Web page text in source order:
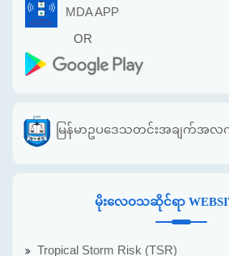
MDA APP
OR
မြန်မာဥပဒေသတင်းအချက်အလ
မိုးလေဝသဆိုင်ရာ
Tropical Storm Risk (TSR)